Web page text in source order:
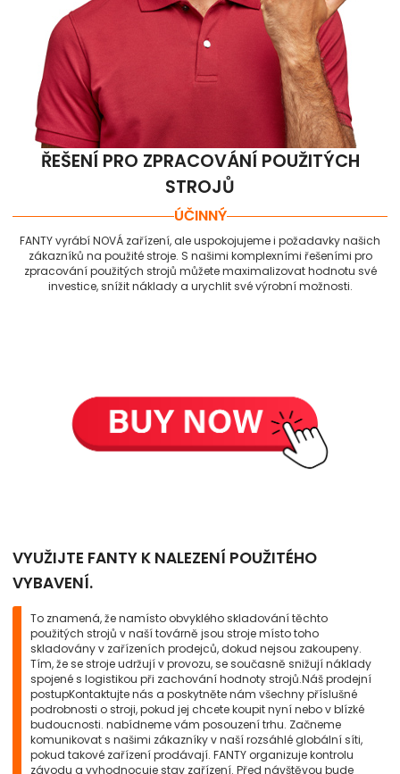
ŘEŠENÍ PRO ZPRACOVÁNÍ POUŽITÝCH
STROJŮ
ÚČINNÝ
FANTY vyrábí NOVÁ zařízení, ale uspokojujeme i požadavky našich
zákazníků na použité stroje. S našimi komplexními řešeními pro
zpracování použitých strojů můžete maximalizovat hodnotu své
investice, snížit náklady a urychlit své výrobní možnosti.
VYUŽIJTE FANTY K NALEZENÍ POUŽITÉHO
VYBAVENÍ.
To znamená, že namísto obvyklého skladování těchto
použitých strojů v naší továrně jsou stroje místo toho
skladovány v zařízeních prodejců, dokud nejsou zakoupeny.
Tím, že se stroje udržují v provozu, se současně snižují náklady
spojené s logistikou při zachování hodnoty strojů.Náš prodejní
postupKontaktujte nás a poskytněte nám všechny příslušné
podrobnosti o stroji, pokud jej chcete koupit nyní nebo v blízké
budoucnosti. nabídneme vám posouzení trhu. Začneme
komunikovat s našimi zákazníky v naší rozsáhlé globální síti,
pokud takové zařízení prodávají. FANTY organizuje kontrolu
závodu a vyhodnocuje stav zařízení. Před návštěvou bude